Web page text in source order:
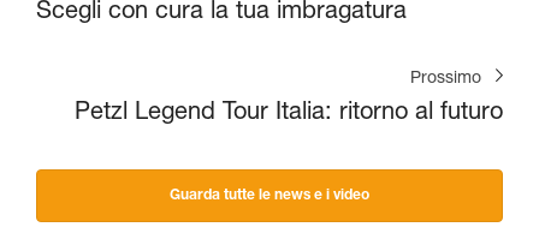
Scegli con cura la tua imbragatura
Prossimo
Petzl Legend Tour Italia: ritorno al futuro
Guarda tutte le news e i video